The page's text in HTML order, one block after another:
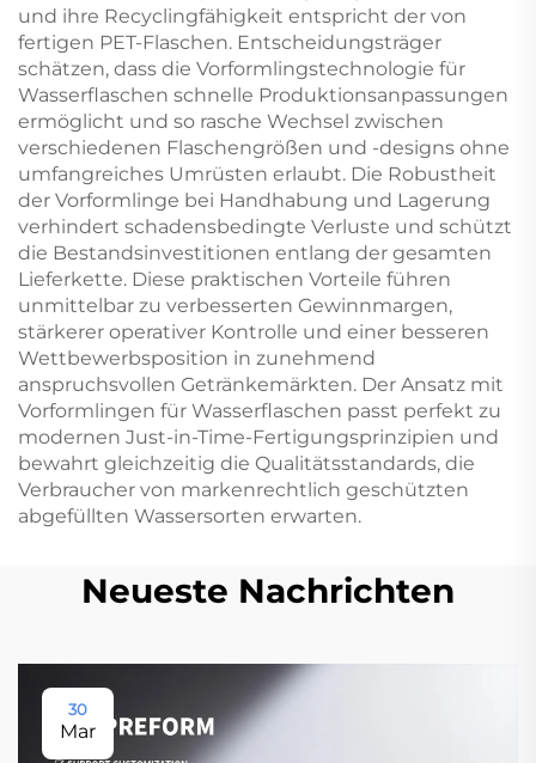
und ihre Recyclingfähigkeit entspricht der von
fertigen PET-Flaschen. Entscheidungsträger
schätzen, dass die Vorformlingstechnologie für
Wasserflaschen schnelle Produktionsanpassungen
ermöglicht und so rasche Wechsel zwischen
verschiedenen Flaschengrößen und -designs ohne
umfangreiches Umrüsten erlaubt. Die Robustheit
der Vorformlinge bei Handhabung und Lagerung
verhindert schadensbedingte Verluste und schützt
die Bestandsinvestitionen entlang der gesamten
Lieferkette. Diese praktischen Vorteile führen
unmittelbar zu verbesserten Gewinnmargen,
stärkerer operativer Kontrolle und einer besseren
Wettbewerbsposition in zunehmend
anspruchsvollen Getränkemärkten. Der Ansatz mit
Vorformlingen für Wasserflaschen passt perfekt zu
modernen Just-in-Time-Fertigungsprinzipien und
bewahrt gleichzeitig die Qualitätsstandards, die
Verbraucher von markenrechtlich geschützten
abgefüllten Wassersorten erwarten.
Neueste Nachrichten
30
Mar